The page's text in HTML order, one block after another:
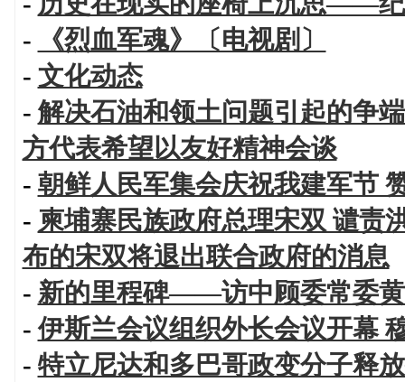
-
《烈血军魂》〔电视剧〕
- 文化动态
- 解决石油和领土问题引起的争
方代表希望以友好精神会谈
- 朝鲜人民军集会庆祝我建军节
- 柬埔寨民族政府总理宋双 谴责
布的宋双将退出联合政府的消息
- 新的里程碑——访中顾委常委
-伊斯兰会议组织外长会议开幕
- 特立尼达和多巴哥政变分子释